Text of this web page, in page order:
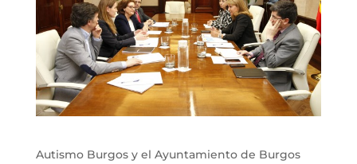
Autismo Burgos y el Ayuntamiento de Burgos